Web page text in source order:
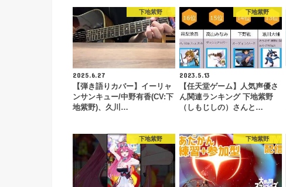
下地紫野
2025.6.27
【弾き語りカバー】イーリャ
ンサンキュー/中野有香(CV:下
地紫野)、久川…
下地紫野
2023.5.13
【任天堂ゲーム】人気声優さ
ん関連ランキング 下地紫野
（しもじしの）さんと…
下地紫野 下地紫野